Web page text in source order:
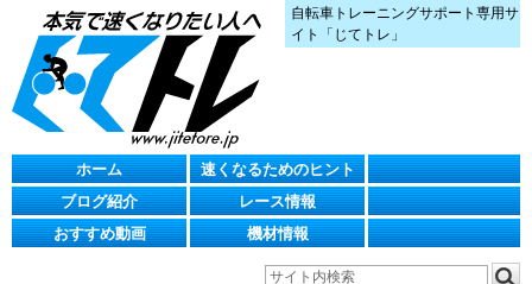
自転車トレーニングサポート専用サ
イト「じてトレ」
ホーム
速くなるためのヒント
ブログ紹介
レース情報
おすすめ動画
機材情報